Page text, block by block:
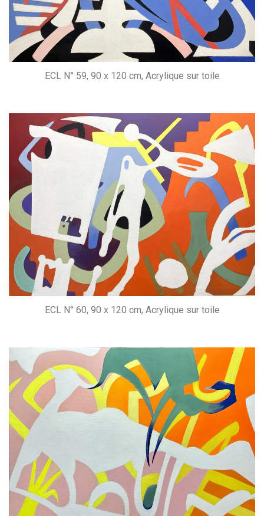
ECL N° 59, 90 x 120 cm, Acrylique sur toile
ECL N° 60, 90 x 120 cm, Acrylique sur toile